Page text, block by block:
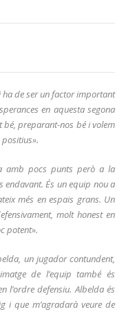
ha de ser un factor important
en aquesta segona
bé, preparant-nos bé i volem
amb pocs punts però a la
És un equip nou a
més en espais grans. Un
molt honest en
potent».
un jugador contundent,
de l’equip també és
l’ordre defensiu. Albelda és
i que m’agradarà veure de